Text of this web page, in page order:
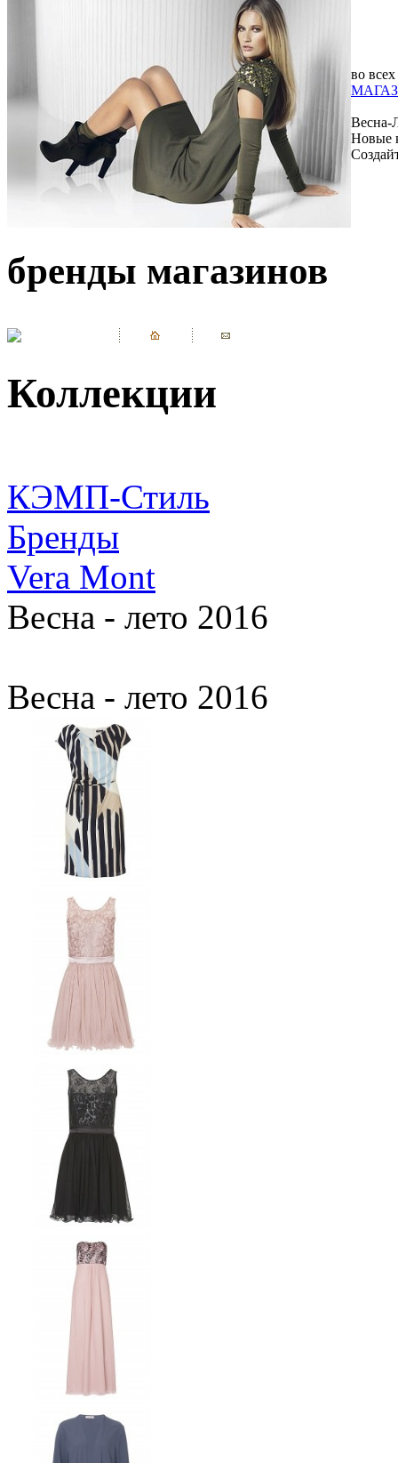
во всех
Весна-
Новые
бренды магазинов
Коллекции
КЭМП-Стиль
Бренды
Vera Mont
Весна - лето 2016
Весна - лето 2016